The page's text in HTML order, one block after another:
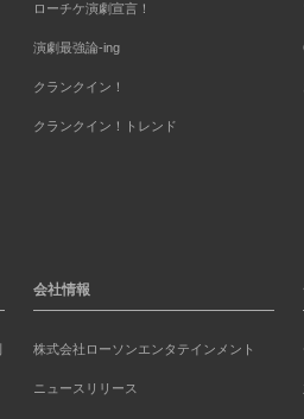
ローチケ演劇宣言！
演劇最強論-ing
クランクイン！
クランクイン！トレンド
会社情報
株式会社ローソンエンタテインメント
ニュースリリース